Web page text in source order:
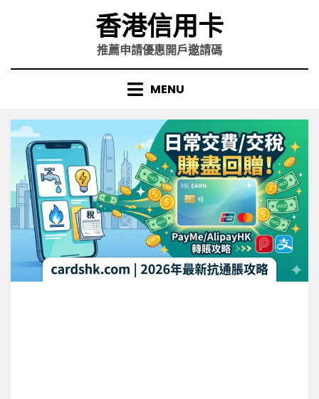
香港信用卡
推薦申請優惠開戶邀請碼
MENU